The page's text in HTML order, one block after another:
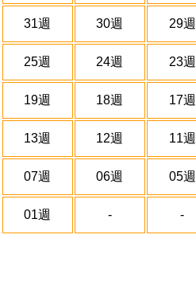
31週 30週 29週
25週 24週 23週
19週 18週 17週
13週 12週 11週
07週 06週 05週
01週 - -